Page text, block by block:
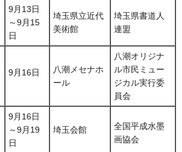
9月13日
～9月15
日
埼玉県立近代
美術館
埼玉県書道人
連盟
9月16日
八潮メセナホ
ール
八潮オリジナ
ル市民ミュー
ジカル実行委
員会
9月16日
～9月19
日
埼玉会館
全国平成水墨
画協会